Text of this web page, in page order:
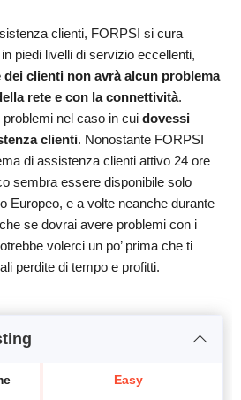
clienti, FORPSI si cura
piedi livelli di servizio eccellenti,
dei clienti non avrà alcun problema
rete e con la connettività.
nel caso in cui dovessi
clienti. Nonostante FORPSI
di assistenza clienti attivo 24 ore
sembra essere disponibile solo
Europeo, e a volte neanche durante
se dovrai avere problemi con i
volerci un po’ prima che ti
perdite di tempo e profitti.
Easy